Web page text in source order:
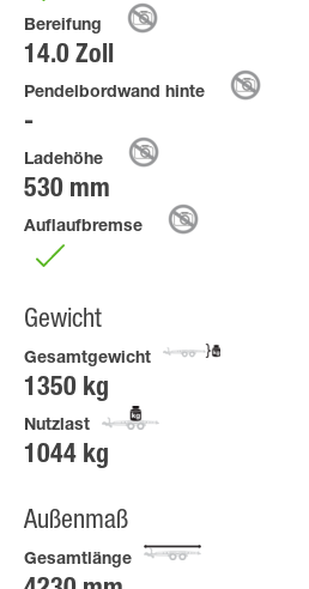
Bereifung
14.0 Zoll
Pendelbordwand hinte
Ladehöhe
530 mm
Auflaufbremse
Gewicht
Gesamtgewicht
1350 kg
Nutzlast
1044 kg
Außenmaß
Gesamtlänge